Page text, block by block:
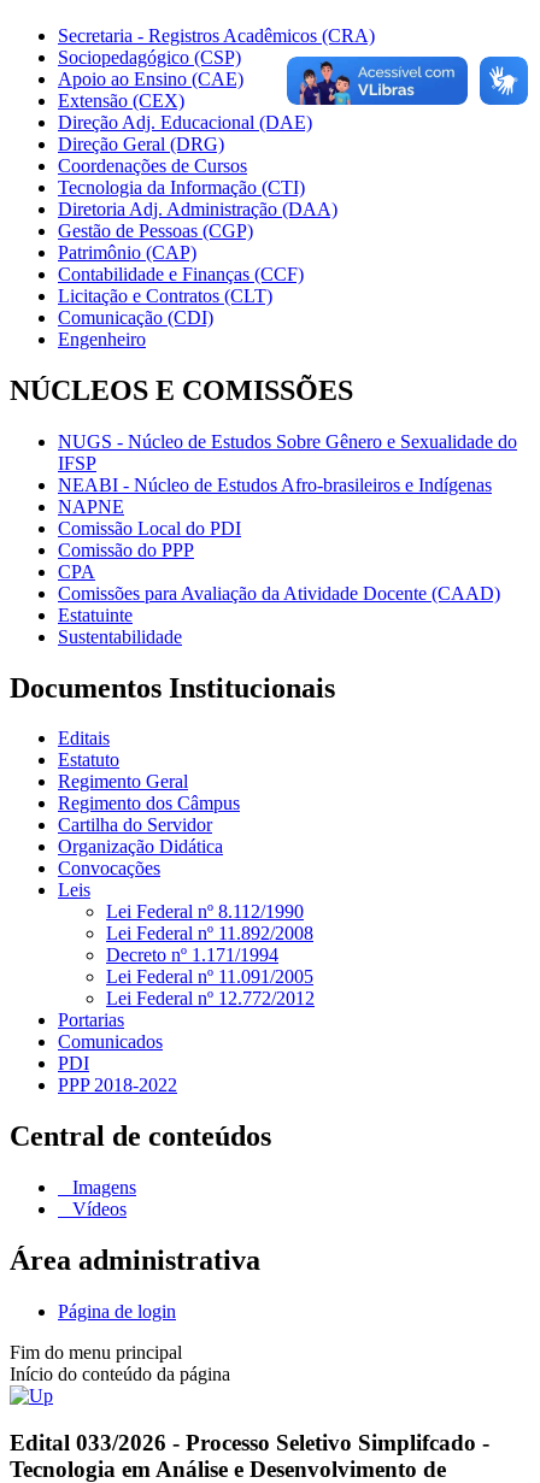
Secretaria - Registros Acadêmicos (CRA)
Sociopedagógico (CSP)
Apoio ao Ensino (CAE)
Extensão (CEX)
Direção Adj. Educacional (DAE)
Direção Geral (DRG)
Coordenações de Cursos
Tecnologia da Informação (CTI)
Diretoria Adj. Administração (DAA)
Gestão de Pessoas (CGP)
Patrimônio (CAP)
Contabilidade e Finanças (CCF)
Licitação e Contratos (CLT)
Comunicação (CDI)
Engenheiro
NÚCLEOS E COMISSÕES
NUGS - Núcleo de Estudos Sobre Gênero e Sexualidade do
IFSP
NEABI - Núcleo de Estudos Afro-brasileiros e Indígenas
NAPNE
Comissão Local do PDI
Comissão do PPP
CPA
Comissões para Avaliação da Atividade Docente (CAAD)
Estatuinte
Sustentabilidade
Documentos Institucionais
Editais
Estatuto
Regimento Geral
Regimento dos Câmpus
Cartilha do Servidor
Organização Didática
Convocações
Leis
Lei Federal nº 8.112/1990
Lei Federal nº 11.892/2008
Decreto nº 1.171/1994
Lei Federal nº 11.091/2005
Lei Federal nº 12.772/2012
Portarias
Comunicados
PDI
PPP 2018-2022
Central de conteúdos
Imagens
Vídeos
Área administrativa
Página de login
Fim do menu principal
Início do conteúdo da página
Edital 033/2026 - Processo Seletivo Simplifcado -
Tecnologia em Análise e Desenvolvimento de